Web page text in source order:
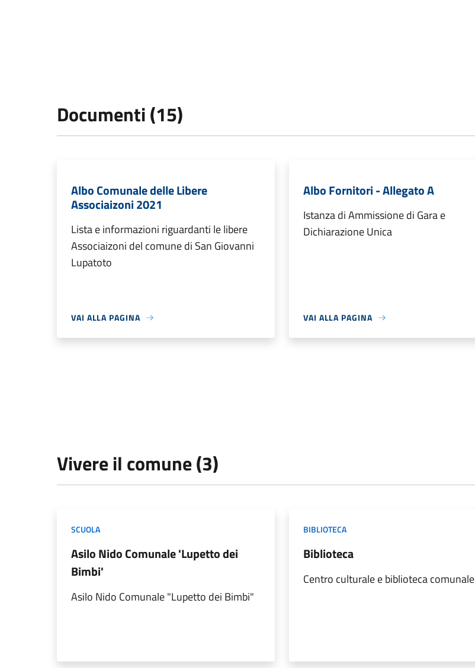
Documenti (15)
Albo Comunale delle Libere
Associaizoni 2021
Lista e informazioni riguardanti le libere
Associaizoni del comune di San Giovanni
Lupatoto
VAI ALLA PAGINA
Albo Fornitori - Allegato A
Istanza di Ammissione di Gara e
Dichiarazione Unica
VAI ALLA PAGINA
Vivere il comune (3)
SCUOLA
Asilo Nido Comunale 'Lupetto dei
Bimbi'
Asilo Nido Comunale "Lupetto dei Bimbi"
BIBLIOTECA
Biblioteca
Centro culturale e biblioteca comunale